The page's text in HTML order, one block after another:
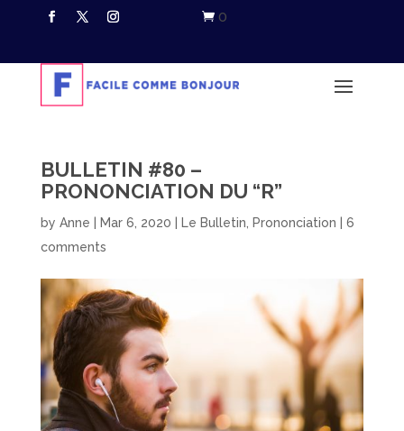
 0
BULLETIN #80 –
PRONONCIATION DU “R”
by Anne Mar 6, 2020 Le Bulletin, Prononciation
6
comments